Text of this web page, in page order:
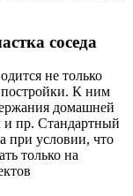
соседа
не только
К ним
домашней
и пр. Стандартный
при условии, что
только на